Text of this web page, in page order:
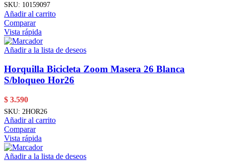
SKU: 10159097
Añadir al carrito
Comparar
Vista rápida
Añadir a la lista de deseos
Horquilla Bicicleta Zoom Masera 26 Blanca
S/bloqueo Hor26
$ 3.590
SKU: 2HOR26
Añadir al carrito
Comparar
Vista rápida
Añadir a la lista de deseos